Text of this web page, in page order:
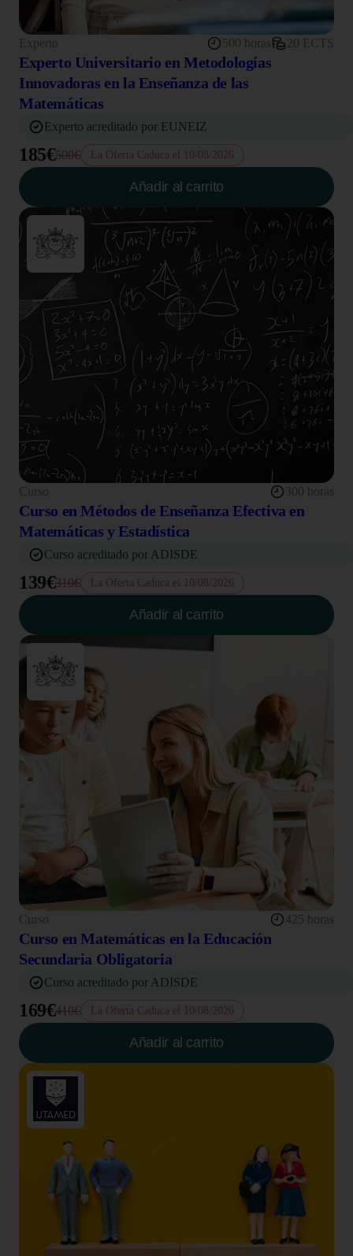
Experto 500 horas 20 ECTS
Experto Universitario en Metodologías
Innovadoras en la Enseñanza de las
Matemáticas
Experto acreditado por EUNEIZ
185€500€ La Oferta Caduca el 10/08/2026
Añadir al carrito
Curso 300 horas
Curso en Métodos de Enseñanza Efectiva en
Matemáticas y Estadística
Curso acreditado por ADISDE
139€310€ La Oferta Caduca el 10/08/2026
Añadir al carrito
Curso 425 horas
Curso en Matemáticas en la Educación
Secundaria Obligatoria
Curso acreditado por ADISDE
169€410€ La Oferta Caduca el 10/08/2026
Añadir al carrito